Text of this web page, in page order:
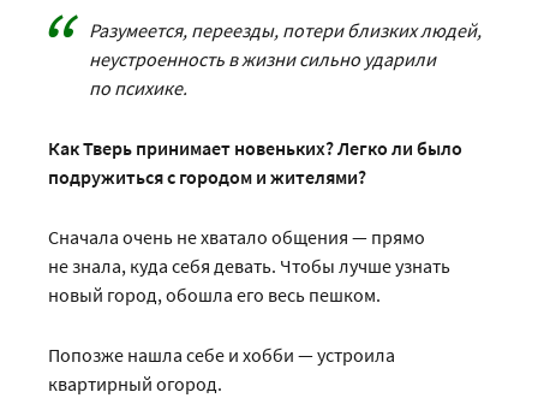
Разумеется, переезды, потери близких людей,
неустроенность в жизни сильно ударили
по психике.
Как Тверь принимает новеньких? Легко ли было
подружиться с городом и жителями?
Сначала очень не хватало общения — прямо
не знала, куда себя девать. Чтобы лучше узнать
новый город, обошла его весь пешком.
Попозже нашла себе и хобби — устроила
квартирный огород.